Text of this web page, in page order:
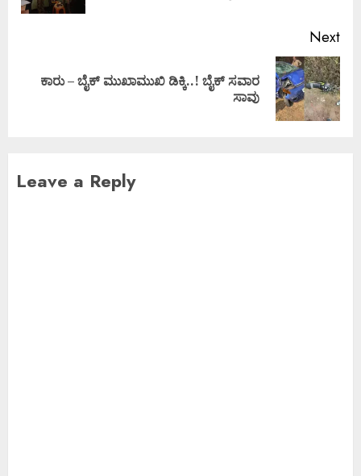
Next
ಕಾರು – ಬೈಕ್ ಮುಖಾಮುಖಿ ಡಿಕ್ಕಿ..! ಬೈಕ್ ಸವಾರ
ಸಾವು
Leave a Reply